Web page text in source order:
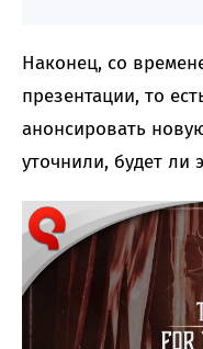
Наконец, со
презентации, то
анонсировать
уточнили, будет ли